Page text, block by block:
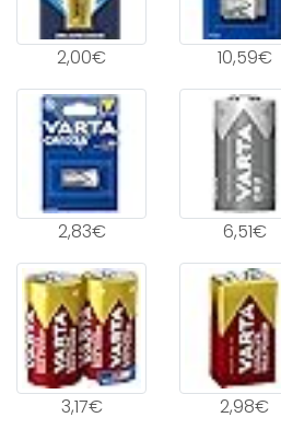
2,00€ 10,59€
2,83€ 6,51€
3,17€ 2,98€